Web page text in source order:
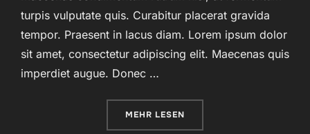
turpis vulputate quis. Curabitur placerat gravida
tempor. Praesent in lacus diam. Lorem ipsum dolor
sit amet, consectetur adipiscing elit. Maecenas quis
imperdiet augue. Donec …
MEHR ÜBER „DESERT ROAD“
LESEN